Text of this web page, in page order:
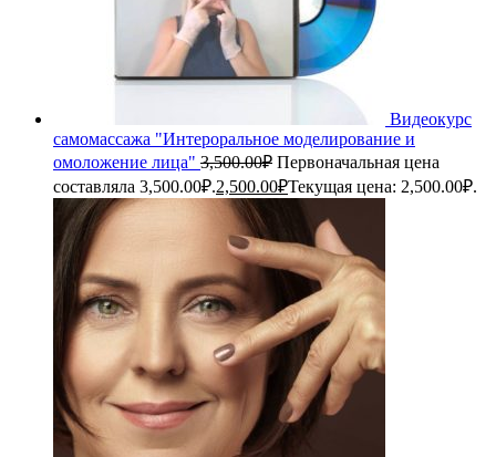
Видеокурс
самомассажа "Интероральное моделирование и
омоложение лица" 3,500.00₽ Первоначальная цена
составляла 3,500.00₽.2,500.00₽Текущая цена: 2,500.00₽.